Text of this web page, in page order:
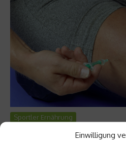
Einwilligung
Sportler Ernährung
Doping-Serie: Doping im